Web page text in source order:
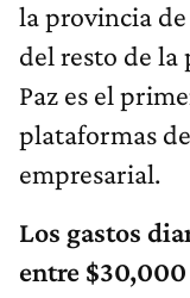
la provincia
del resto de la
Paz es el
plataformas
empresarial.
Los gastos
entre